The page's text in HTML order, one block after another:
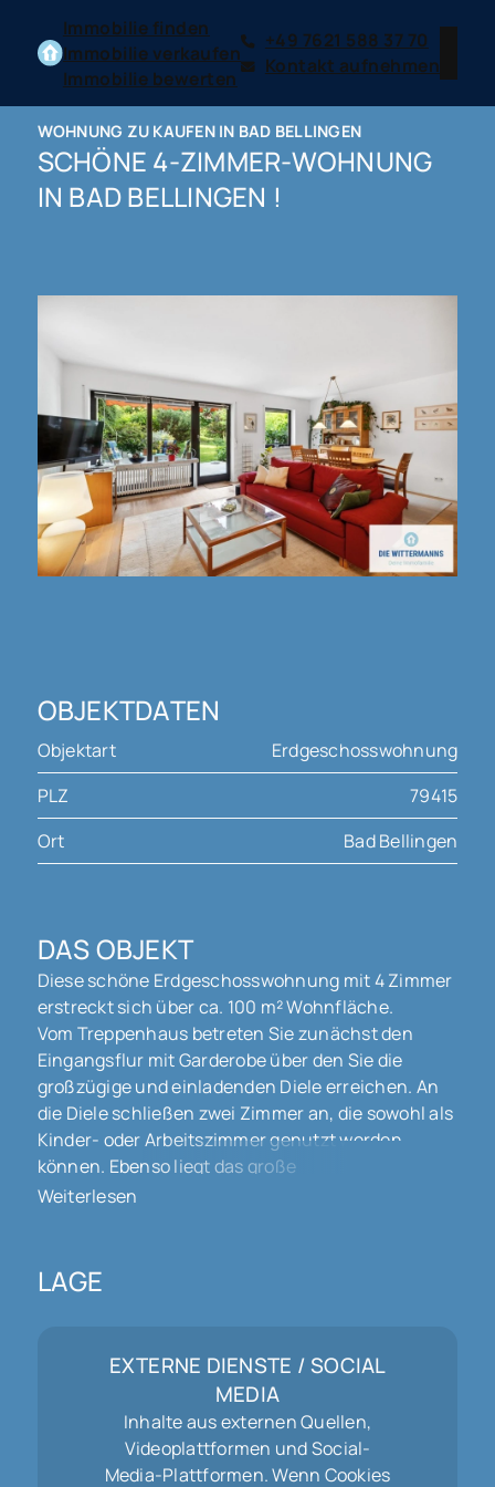
Immobilie finden
Immobilie verkaufen
Immobilie bewerten
+49 7621 588 37 70
Kontakt aufnehmen
WOHNUNG ZU KAUFEN IN BAD BELLINGEN
SCHÖNE 4-ZIMMER-WOHNUNG
IN BAD BELLINGEN !
OBJEKTDATEN
Objektart
Erdgeschosswohnung
PLZ
79415
Ort
Bad Bellingen
DAS OBJEKT
Diese schöne Erdgeschosswohnung mit 4 Zimmer
erstreckt sich über ca. 100 m² Wohnfläche.
Vom Treppenhaus betreten Sie zunächst den
Eingangsflur mit Garderobe über den Sie die
großzügige und einladenden Diele erreichen. An
die Diele schließen zwei Zimmer an, die sowohl als
Kinder- oder Arbeitszimmer genutzt werden
können. Ebenso liegt das große
Elternschlafzimmer mit einem schönen Blick ins
eine Badewanne. Richtung Küche und
Wohnzimmer befindet sich das Gäste-WC und ein
Durch eine Glastüre betreten Sie das Wohn-
Esszimmer, aus dem Sie die Küche und die
Terrasse erreichen. Dieser Raum bietet genug
Platz für Ihre individuelle Wohngestaltung und
einen schönen Blick ins Grüne.
Weiterlesen
LAGE
EXTERNE DIENSTE / SOCIAL
MEDIA
Inhalte aus externen Quellen,
Videoplattformen und Social-
Media-Plattformen. Wenn Cookies